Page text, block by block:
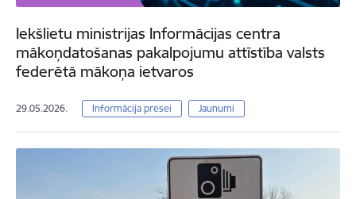
Iekšlietu ministrijas Informācijas centra
mākoņdatošanas pakalpojumu attīstība valsts
federētā mākoņa ietvaros
29.05.2026. Informācija presei Jaunumi